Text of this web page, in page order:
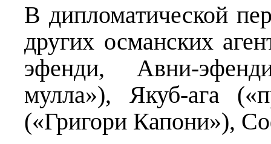
В дипломатической
других османских
эфенди, Авни-
мулла»), Якуб-ага
(«Григори Капони»),